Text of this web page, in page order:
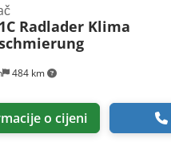
484 km
Radlader Klima
o cijeni